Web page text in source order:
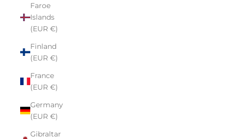
Faroe
Islands
(EUR €)
Finland
(EUR €)
France
(EUR €)
Germany
(EUR €)
Gibraltar